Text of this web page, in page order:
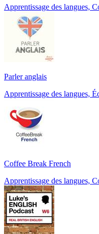
Apprentissage des langues,
Parler anglais
Apprentissage des langues,
Coffee Break French
Apprentissage des langues,